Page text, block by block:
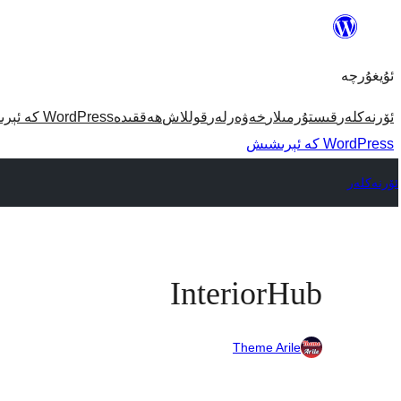
مەزمۇنغا
ئۇيغۇرچە
ئۆرنەكلەر قىستۇرمىلار خەۋەرلەر قوللاشھەققىدەWordPress كە ئېرىشىش
WordPress كە ئېرىشىش
ئۆرنەكلەر
InteriorHub
Theme Arile